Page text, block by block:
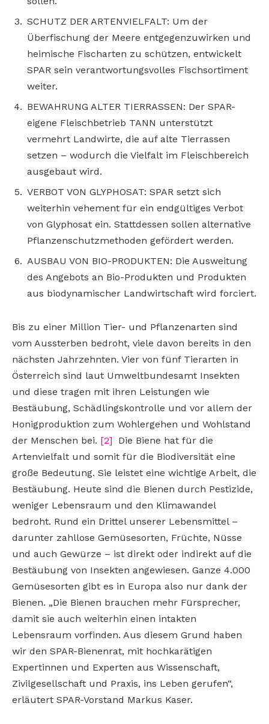
SCHUTZ DER ARTENVIELFALT: Um der
Überfischung der Meere entgegenzuwirken und
heimische Fischarten zu schützen, entwickelt
SPAR sein verantwortungsvolles Fischsortiment
weiter.
BEWAHRUNG ALTER TIERRASSEN: Der SPAR-
eigene Fleischbetrieb TANN unterstützt
vermehrt Landwirte, die auf alte Tierrassen
setzen – wodurch die Vielfalt im Fleischbereich
ausgebaut wird.
VERBOT VON GLYPHOSAT: SPAR setzt sich
weiterhin vehement für ein endgültiges Verbot
von Glyphosat ein. Stattdessen sollen alternative
Pflanzenschutzmethoden gefördert werden.
AUSBAU VON BIO-PRODUKTEN: Die Ausweitung
des Angebots an Bio-Produkten und Produkten
aus biodynamischer Landwirtschaft wird forciert.
Bis zu einer Million Tier- und Pflanzenarten sind
vom Aussterben bedroht, viele davon bereits in den
nächsten Jahrzehnten. Vier von fünf Tierarten in
Österreich sind laut Umweltbundesamt Insekten
und diese tragen mit ihren Leistungen wie
Bestäubung, Schädlingskontrolle und vor allem der
Honigproduktion zum Wohlergehen und Wohlstand
der Menschen bei. [2] Die Biene hat für die
Artenvielfalt und somit für die Biodiversität eine
große Bedeutung. Sie leistet eine wichtige Arbeit, die
Bestäubung. Heute sind die Bienen durch Pestizide,
weniger Lebensraum und den Klimawandel
bedroht. Rund ein Drittel unserer Lebensmittel –
darunter zahllose Gemüsesorten, Früchte, Nüsse
und auch Gewürze – ist direkt oder indirekt auf die
Bestäubung von Insekten angewiesen. Ganze 4.000
Gemüsesorten gibt es in Europa also nur dank der
Bienen. „Die Bienen brauchen mehr Fürsprecher,
damit sie auch weiterhin einen intakten
Lebensraum vorfinden. Aus diesem Grund haben
wir den SPAR-Bienenrat, mit hochkarätigen
Expertinnen und Experten aus Wissenschaft,
Zivilgesellschaft und Praxis, ins Leben gerufen“,
erläutert SPAR-Vorstand Markus Kaser.